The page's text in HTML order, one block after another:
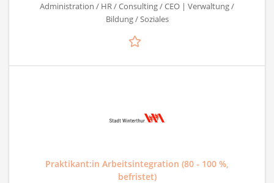
Administration / HR / Consulting / CEO | Verwaltung /
Bildung / Soziales
Praktikant:in Arbeitsintegration (80 - 100 %,
befristet)